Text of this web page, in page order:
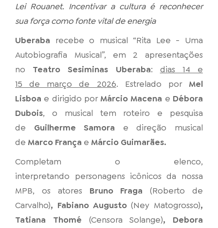
Lei Rouanet. Incentivar a cultura é reconhecer
sua força como fonte vital de energia
Uberaba recebe o musical “Rita Lee - Uma
Autobiografia Musical”, em 2 apresentações
no Teatro Sesiminas Uberaba: dias 14 e
15 de março de 2026. Estrelado por Mel
Lisboa e dirigido por Márcio Macena e Débora
Dubois, o musical tem roteiro e pesquisa
de Guilherme Samora e direção musical
de Marco França e Márcio Guimarães.
Completam o elenco,
interpretando personagens icônicos da nossa
MPB, os atores Bruno Fraga(Roberto de
Carvalho), Fabiano Augusto(Ney Matogrosso),
Tatiana Thomé (Censora Solange), Debora